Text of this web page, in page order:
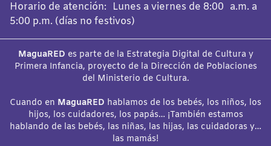
Horario de atención: Lunes a viernes de 8:00 a.m. a
5:00 p.m. (días no festivos)
MaguaRED es parte de la Estrategia Digital de Cultura y
Primera Infancia, proyecto de la Dirección de Poblaciones
del Ministerio de Cultura.
Cuando en MaguaRED hablamos de los bebés, los niños, los
hijos, los cuidadores, los papás… ¡También estamos
hablando de las bebés, las niñas, las hijas, las cuidadoras y…
las mamás!